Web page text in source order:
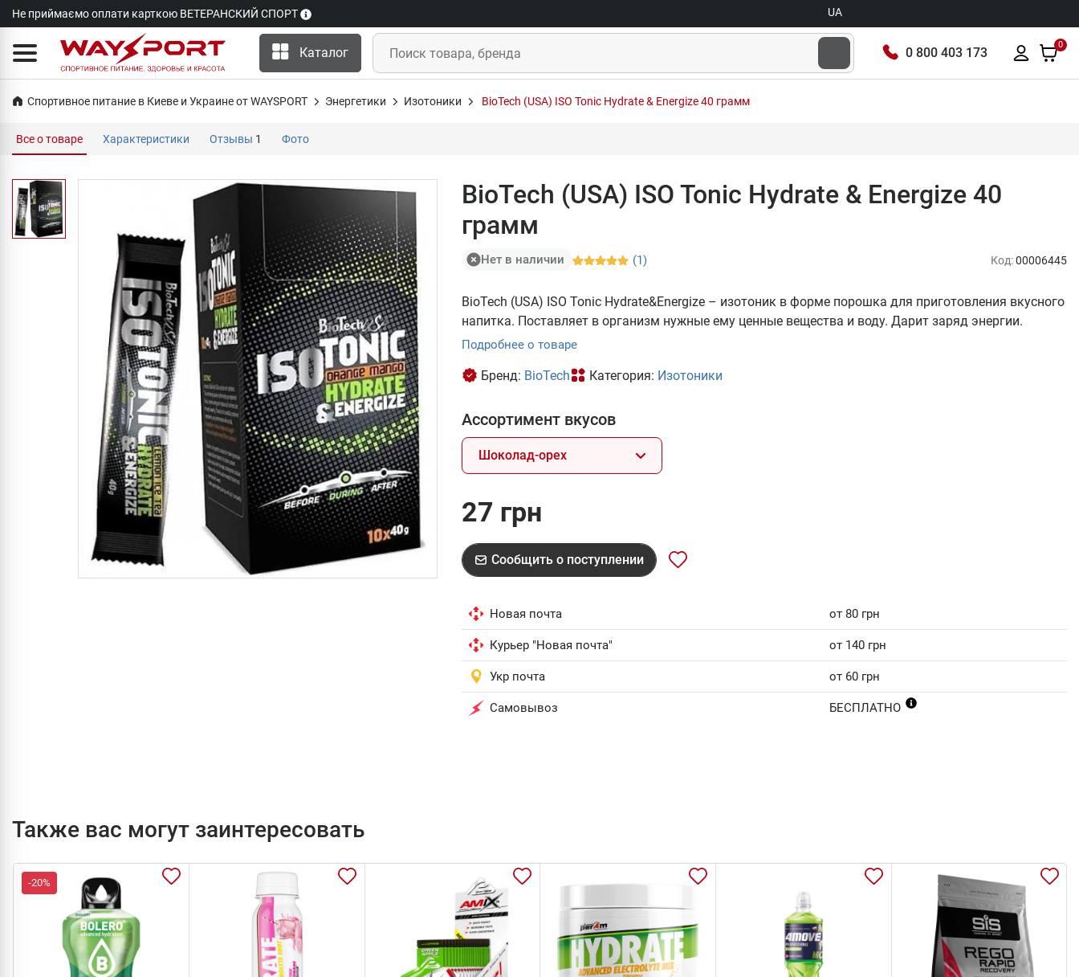
Не приймаємо оплати карткою ВЕТЕРАНСКИЙ СПОРТ UA
Каталог 0 800 403 173
0
Спортивное питание в Киеве и Украине от WAYSPORT Энергетики Изотоники BioTech (USA) ISO Tonic Hydrate & Energize 40 грамм
Все о товаре Характеристики Отзывы 1 Фото
BioTech (USA) ISO Tonic Hydrate & Energize 40
грамм
Нет в наличии (1) Код:00006445
BioTech (USA) ISO Tonic Hydrate&Energize – изотоник в форме порошка для приготовления вкусного
напитка. Поставляет в организм нужные ему ценные вещества и воду. Дарит заряд энергии.
Подробнее о товаре
Бренд: BioTech Категория: Изотоники
Ассортимент вкусов
Шоколад-орех
27 грн
Сообщить о поступлении
Новая почта от 80 грн
Курьер "Новая почта" от 140 грн
Укр почта от 60 грн
Самовывоз БЕСПЛАТНО
Также вас могут заинтересовать
-20%